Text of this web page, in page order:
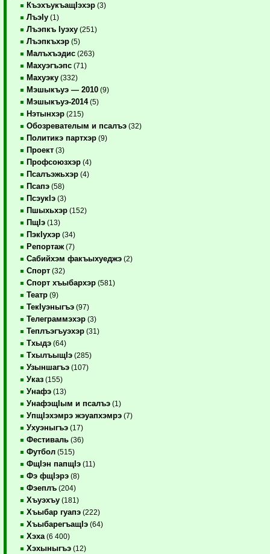
КъэхъукъащIэхэр (3)
ЛъэIу (1)
Лъэпкъ Iуэху (251)
Лъэпкъхэр (5)
Малъхъэдис (263)
Махуэгъэпс (71)
Махуэку (332)
Мэшыкъуэ — 2010 (9)
Мэшыкъуэ-2014(5)
Нэтынхэр (215)
Обозревателым и псалъэ (32)
Политикэ партхэр (9)
Проект (3)
Профсоюзхэр (4)
Псалъэжьхэр (4)
Псапэ (58)
ПсэукIэ (3)
Пшыхьхэр (152)
ПщIэ (13)
ПэкIухэр (34)
Репортаж (7)
Сабийхэм факъыхуеджэ (2)
Спорт (32)
Спорт хъыбархэр (581)
Театр (9)
ТекIуэныгъэ (97)
Телеграммэхэр (3)
Теплъэгъуэхэр (31)
Тхыдэ (64)
ТхылъыщIэ (285)
Узыншагъэ (107)
Указ (155)
Унафэ (13)
УнафэщIым и псалъэ (1)
УпщIэхэмрэ жэуапхэмрэ (7)
Ухуэныгъэ (17)
Фестиваль (36)
Футбол (515)
ФщIэн папщIэ (11)
Фэ фщIэрэ (8)
Фэеплъ (204)
Хъуэхъу (181)
Хъыбар гуапэ (222)
ХъыбарегъащIэ (64)
Хэха (6 400)
Хэхыныгъэ (12)